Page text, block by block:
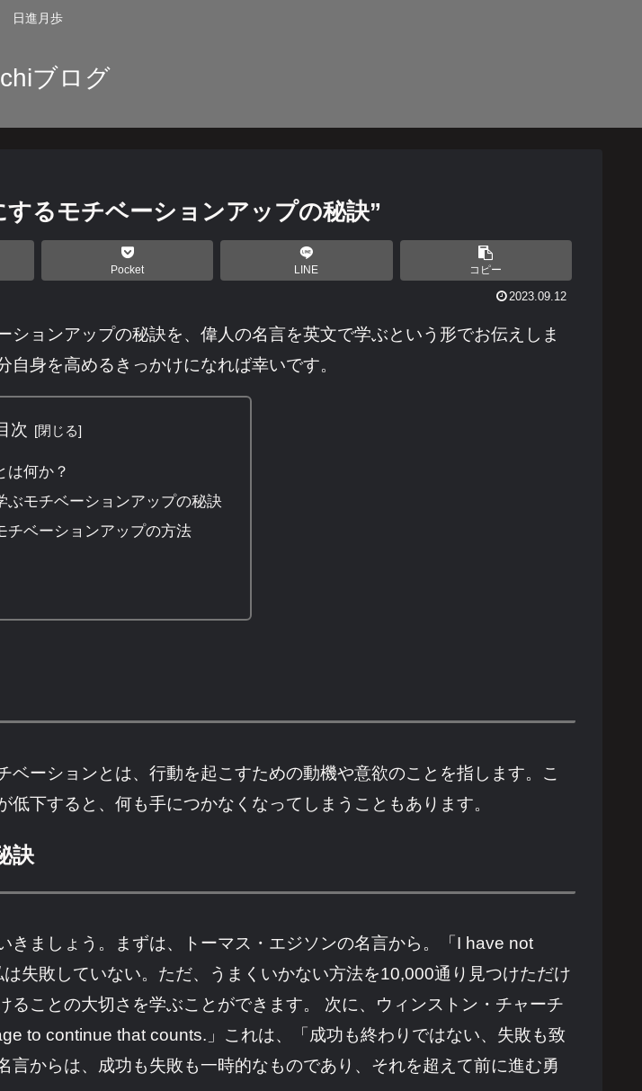
日進月歩
ブログ
るモチベーションアップの秘訣”
Pocket LINE コピー
2023.09.12
ョンアップの秘訣を、偉人の名言を英文で学ぶという形でお伝えしま
身を高めるきっかけになれば幸いです。
次
は何か？
ぶモチベーションアップの秘訣
チベーションアップの方法
ーションとは、行動を起こすための動機や意欲のことを指します。こ
下すると、何も手につかなくなってしまうこともあります。
訣
ましょう。まずは、トーマス・エジソンの名言から。「I have not
失敗していない。ただ、うまくいかない方法を10,000通り見つけただけ
ことの大切さを学ぶことができます。 次に、ウィンストン・チャーチ
to continue that counts.」これは、「成功も終わりではない、失敗も致
からは、成功も失敗も一時的なものであり、それを超えて前に進む勇